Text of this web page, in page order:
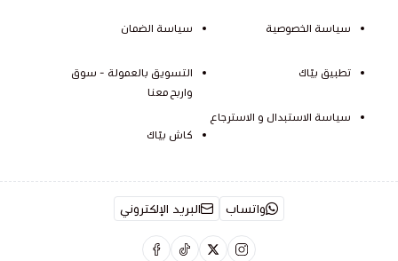
سياسة الخصوصية
تطبيق بيّاك
سياسة الاستبدال و الاسترجاع
سياسة الضمان
التسويق بالعمولة - سوق
واربح معنا
كاش بيّاك
واتساب البريد الإلكتروني